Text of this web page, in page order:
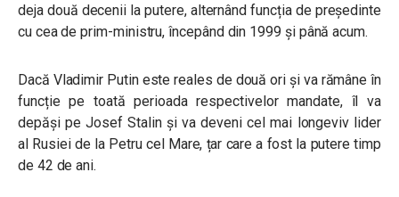
deja două decenii la putere, alternând funcția de președinte
cu cea de prim-ministru, începând din 1999 și până acum.
Dacă Vladimir Putin este reales de două ori și va rămâne în
funcție pe toată perioada respectivelor mandate, îl va
depăși pe Josef Stalin și va deveni cel mai longeviv lider
al Rusiei de la Petru cel Mare, țar care a fost la putere timp
de 42 de ani.